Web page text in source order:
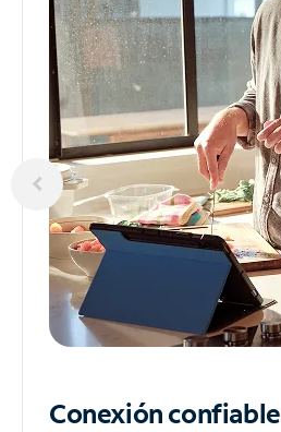
Conexión confiable